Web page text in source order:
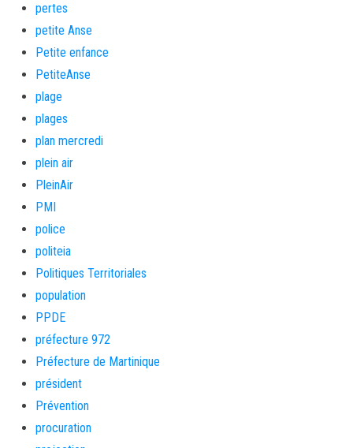
pertes
petite Anse
Petite enfance
PetiteAnse
plage
plages
plan mercredi
plein air
PleinAir
PMI
police
politeia
Politiques Territoriales
population
PPDE
préfecture 972
Préfecture de Martinique
président
Prévention
procuration